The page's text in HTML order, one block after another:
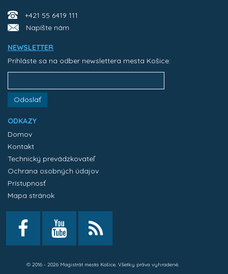
+421 55 6419 111
Napíšte nám
NEWSLETTER
Prihláste sa na odber newslettera mesta Košice:
Odoslať
ODKAZY
Domov
Kontakt
Technický prevádzkovateľ
Ochrana osobných údajov
Prístupnosť
Mapa stránok
© 2016 - 2026 Magistrát mesta Košice. Všetky práva vyhradené.